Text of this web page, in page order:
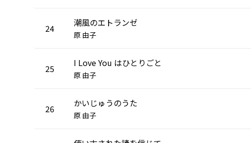
24 潮風のエトランゼ
原 由子
25 I Love You はひとりごと
原 由子
26 かいじゅうのうた
原 由子